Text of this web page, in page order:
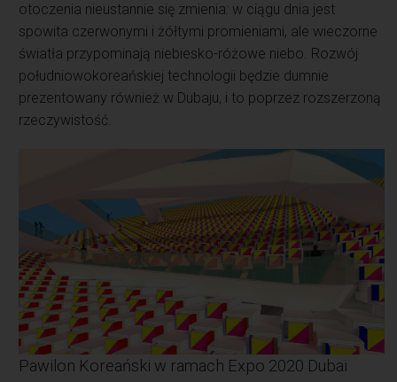
otoczenia nieustannie się zmienia: w ciągu dnia jest
spowita czerwonymi i żółtymi promieniami, ale wieczorne
światła przypominają niebiesko-różowe niebo. Rozwój
południowokoreańskiej technologii będzie dumnie
prezentowany również w Dubaju, i to poprzez rozszerzoną
rzeczywistość.
Pawilon Koreański w ramach Expo 2020 Dubai